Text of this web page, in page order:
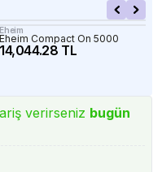
Eheim
Eheim Compact On 5000
14,044.28 TL
verirseniz bugün